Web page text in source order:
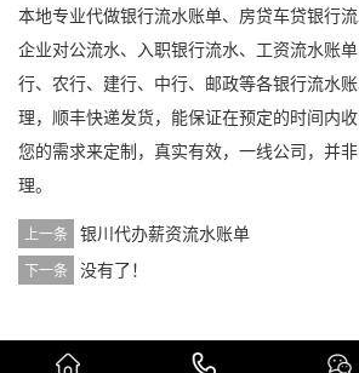
本地专业代做银行流水账单、房贷车贷银行流
企业对公流水、入职银行流水、工资流水账
行、农行、建行、中行、邮政等各银行流水
理，顺丰快递发货，能保证在预定的时间内
您的需求来定制，真实有效，一线公司，并
理。
上一条 银川代办薪资流水账单
下一条 没有了！